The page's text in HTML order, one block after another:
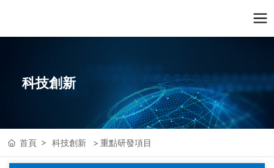
科技創新
首頁 科技創新 重點研發項目